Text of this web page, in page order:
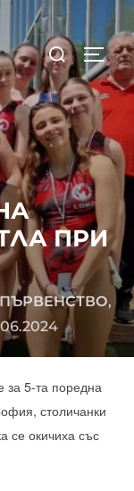
Search
for:
ПРИ
,
5-та поредна
столичанки
се окичиха със